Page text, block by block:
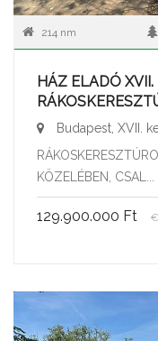
214 nm
HÁZ ELADÓ XVII.
Budapest, XVII.
KÖZELÉBEN, CSAL...
129.900.000 Ft